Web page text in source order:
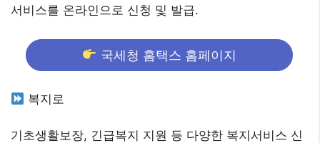
서비스를 온라인으로 신청 및 발급.
국세청 홈택스 홈페이지
복지로
기초생활보장, 긴급복지 지원 등 다양한 복지서비스 신